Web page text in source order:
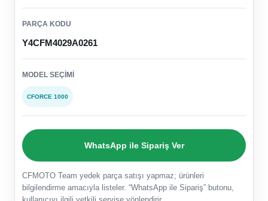
PARÇA KODU
Y4CFM4029A0261
MODEL SEÇIMI
CFORCE 1000
WhatsApp ile Sipariş Ver
CFMOTO Team yedek parça satışı yapmaz; ürünleri
bilgilendirme amacıyla listeler. “WhatsApp ile Sipariş” butonu,